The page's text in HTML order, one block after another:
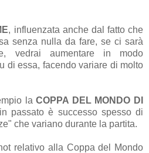
, influenzata anche dal fatto che
senza nulla da fare, se ci sarà
vedrai aumentare in modo
di essa, facendo variare di molto
laCOPPA DEL MONDO DI
passato è successo spesso di
che variano durante la partita.
relativo alla Coppa del Mondo